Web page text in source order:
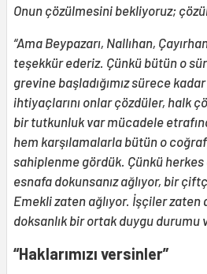
Onun çözülmesini bekliyoruz;
“Ama Beypazarı, Nallıhan,
teşekkür ederiz. Çünkü bütün o
grevine başladığımız sürece
ihtiyaçlarını onlar çözdüler, halk
bir tutkunluk var mücadele
hem karşılamalarla bütün o
sahiplenme gördük. Çünkü herkes
esnafa dokunsanız ağlıyor, bir
Emekli zaten ağlıyor. İşçiler zaten
doksanlık bir ortak duygu durumu
“Haklarımızı versinler”